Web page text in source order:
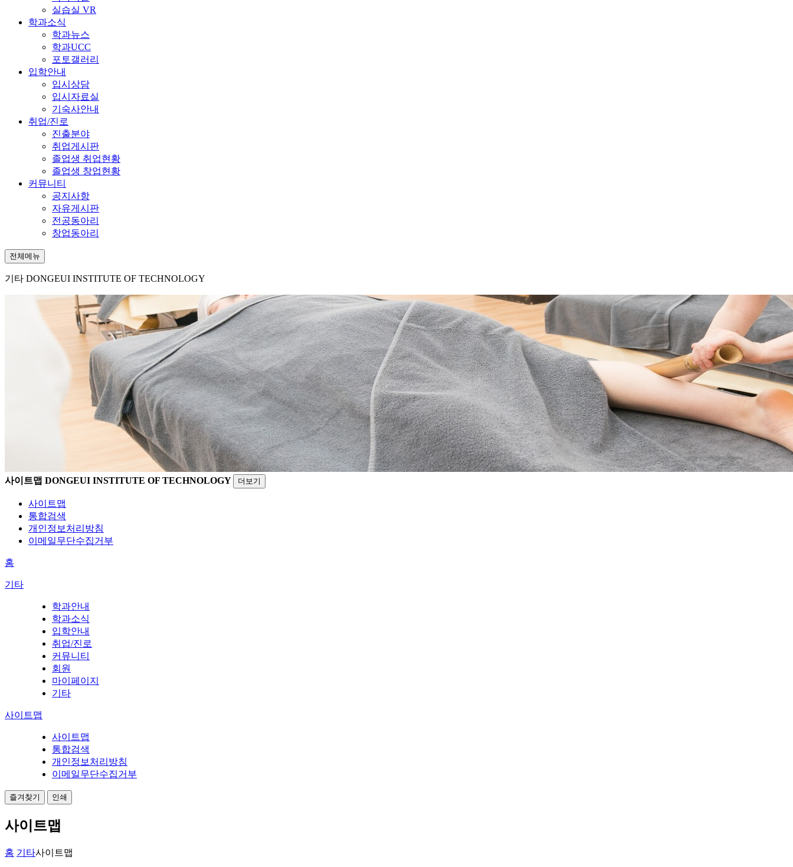
실습실 VR
학과소식
학과뉴스
학과UCC
포토갤러리
입학안내
입시상담
입시자료실
기숙사안내
취업/진로
진출분야
취업게시판
졸업생 취업현황
졸업생 창업현황
커뮤니티
공지사항
자유게시판
전공동아리
창업동아리
전체메뉴
기타 DONGEUI INSTITUTE OF TECHNOLOGY
사이트맵 DONGEUI INSTITUTE OF TECHNOLOGY 더보기
사이트맵
통합검색
개인정보처리방침
이메일무단수집거부
홈
기타
학과안내
학과소식
입학안내
취업/진로
커뮤니티
회원
마이페이지
기타
사이트맵
사이트맵
통합검색
개인정보처리방침
이메일무단수집거부
즐겨찾기 인쇄
사이트맵
홈 기타사이트맵